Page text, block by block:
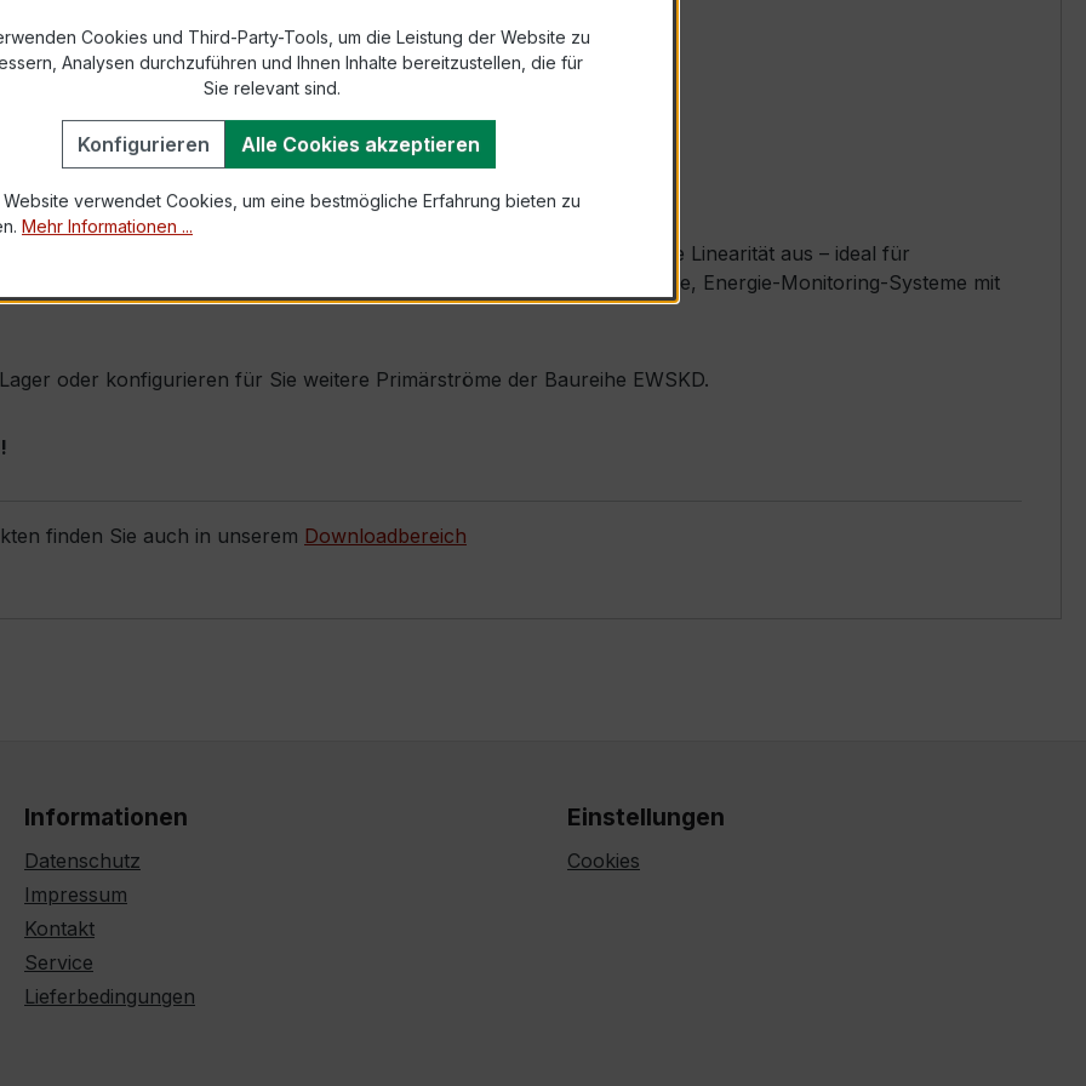
bzw. DIN EN 61869-2)
× Ipr (Dauerstrom 1 × Primärnennstrom)
× Ipr, 1 s
seine sehr kompakte Bauform, hohe Zuverlässigkeit und exzellente Linearität aus – ideal für
Messung gefordert wird (z. B. Drehstromverteiler, Messplätze, Energie-Monitoring-Systeme mit
oder konfigurieren für Sie weitere Primärströme der Baureihe EWSKD.
finden Sie auch in unserem Downloadbereich
Informationen
Datenschutz
Impressum
Kontakt
Service
Lieferbedingungen
Einstellungen
Cookies
Cookies und Third-Party-Tools, um die Leistung der Website zu
Analysen durchzuführen und Ihnen Inhalte bereitzustellen, die für
Sie relevant sind.
Konfigurieren Alle Cookies akzeptieren
Website verwendet Cookies, um eine bestmögliche Erfahrung bieten zu
Mehr Informationen ...